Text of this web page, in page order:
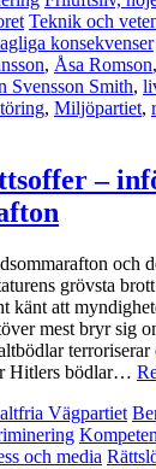
Teknik och
konsekvenser
, Åsa Romson,
Svensson Smith,
, Miljöpartiet,
–
och
grövsta
känt att
mest bryr sig
Hitlers bödlar…
Vägpartiet
och media